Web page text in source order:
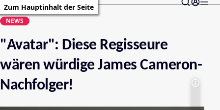
Zum Hauptinhalt der Seite
NEWS
"Avatar": Diese Regisseure
wären würdige James Cameron-
Nachfolger!